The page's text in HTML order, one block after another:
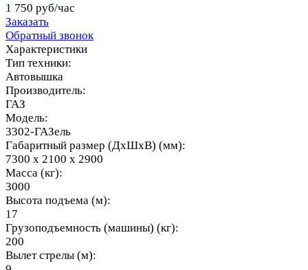
1 750 руб/час
Заказать
Обратный звонок
Характеристики
Тип техники:
Автовышка
Производитель:
ГАЗ
Модель:
3302-ГАЗель
Габаритный размер (ДхШхВ) (мм):
7300 х 2100 х 2900
Масса (кг):
3000
Высота подъема (м):
17
Грузоподъемность (машины) (кг):
200
Вылет стрелы (м):